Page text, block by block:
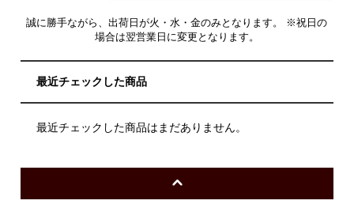
誠に勝手ながら、出荷日が火・水・金のみとなります。 ※祝日の
場合は翌営業日に変更となります。
最近チェックした商品
最近チェックした商品はまだありません。